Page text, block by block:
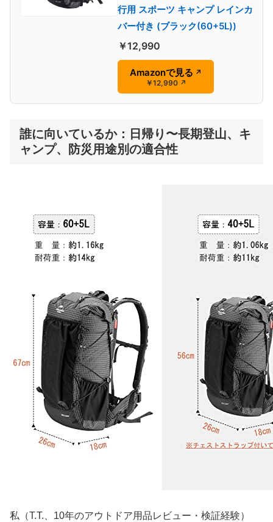
行用 スポーツ キャンプ レインカ
バー付き (ブラック(60+5L))
￥12,990
Amazonで見る ↗
￥12,990 ↗
誰に向いているか：日帰り〜長期登山、キ
ャンプ、防災用途別の適合性
私（T.T.、10年のアウトドア用品レビュー・検証経験）